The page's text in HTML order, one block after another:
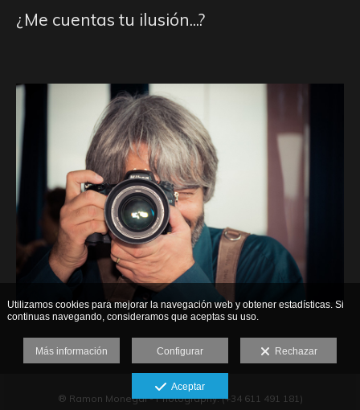
¿Me cuentas tu ilusión...?
® Ramon Monegal - Photography. (+34 611 491 181)
Utilizamos cookies para mejorar la navegación web y obtener estadísticas. Si
continuas navegando, consideramos que aceptas su uso.
Más información Configurar Rechazar
Aceptar